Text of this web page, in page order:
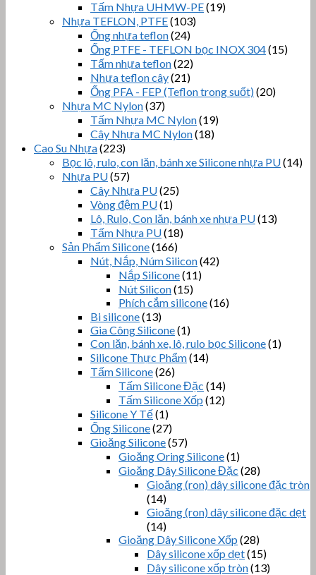
Tấm Nhựa UHMW-PE(19)
Nhựa TEFLON, PTFE(103)
Ống nhựa teflon(24)
Ống PTFE - TEFLON bọc INOX 304(15)
Tấm nhựa teflon(22)
Nhựa teflon cây(21)
Ống PFA - FEP (Teflon trong suốt)(20)
Nhựa MC Nylon(37)
Tấm Nhựa MC Nylon(19)
Cây Nhựa MC Nylon(18)
Cao Su Nhựa(223)
Bọc lô, rulo, con lăn, bánh xe Silicone nhựa PU(14)
Nhựa PU(57)
Cây Nhựa PU(25)
Vòng đệm PU(1)
Lô, Rulo, Con lăn, bánh xe nhựa PU(13)
Tấm Nhựa PU(18)
Sản Phẩm Silicone(166)
Nút, Nắp, Núm Silicon(42)
Nắp Silicone(11)
Nút Silicon(15)
Phích cắm silicone(16)
Bi silicone(13)
Gia Công Silicone(1)
Con lăn, bánh xe, lô, rulo bọc Silicone(1)
Silicone Thực Phẩm(14)
Tấm Silicone(26)
Tấm Silicone Đặc (14)
Tấm Silicone Xốp (12)
Silicone Y Tế(1)
Ống Silicone(27)
Gioăng Silicone(57)
Gioăng Oring Silicone(1)
Gioăng Dây Silicone Đặc (28)
Gioăng (ron) dây silicone đặc tròn
(14)
Gioăng (ron) dây silicone đặc dẹt
(14)
Gioăng Dây Silicone Xốp (28)
Dây silicone xốp dẹt(15)
Dây silicone xốp tròn(13)